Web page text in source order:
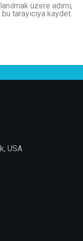
üzere adımı,
tarayıcıya kaydet.
USA